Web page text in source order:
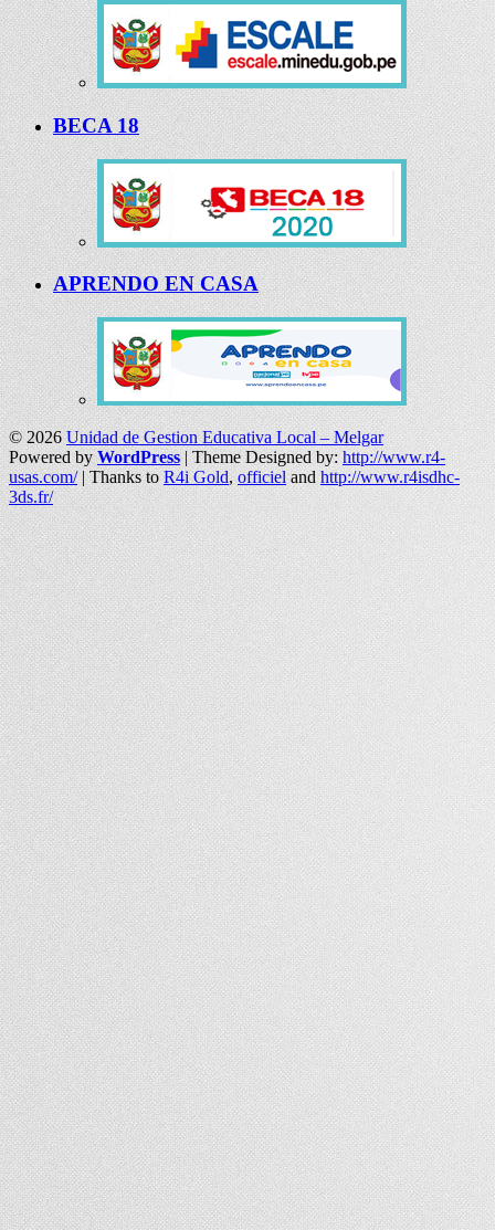
BECA 18
APRENDO EN CASA
© 2026Unidad de Gestion Educativa Local – Melgar
Powered by WordPress | Theme Designed by: http://www.r4-
usas.com/| Thanks to R4i Gold,officieland http://www.r4isdhc-
3ds.fr/